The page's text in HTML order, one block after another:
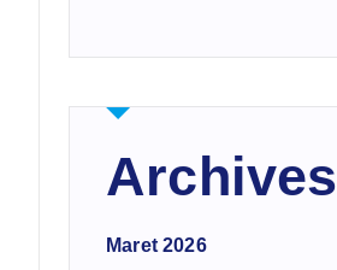
Archives
Maret 2026